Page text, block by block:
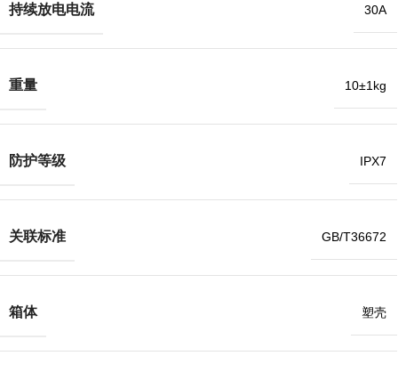
持续放电电流 30A
重量 10±1kg
防护等级 IPX7
关联标准 GB/T36672
箱体 塑壳